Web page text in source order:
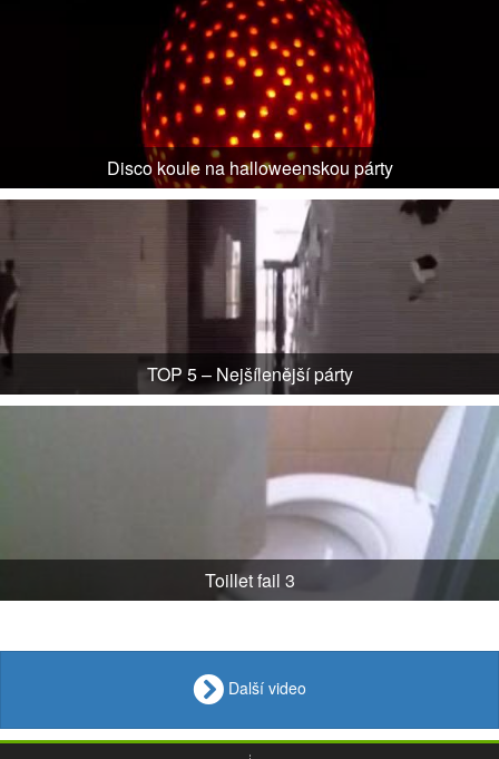
Disco koule na halloweenskou párty
TOP 5 – Nejšílenější párty
Toillet fail 3
Další video